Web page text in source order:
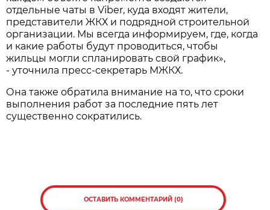
отдельные чаты в Viber, куда входят жители,
представители ЖКХ и подрядной строительной
организации. Мы всегда информируем, где, когда
и какие работы будут проводиться, чтобы
жильцы могли спланировать свой график»,
- уточнила пресс-секретарь МЖКХ.
Она также обратила внимание на то, что сроки
выполнения работ за последние пять лет
существенно сократились.
ОСТАВИТЬ КОММЕНТАРИЙ (0)